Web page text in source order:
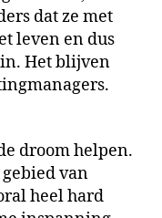
dat ze met
leven en dus
Het blijven
droom helpen.
van
heel hard